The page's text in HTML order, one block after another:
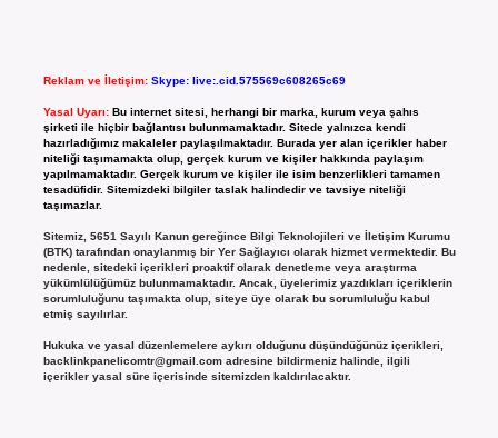
Reklam ve İletişim: Skype: live:.cid.575569c608265c69
Yasal Uyarı: Bu internet sitesi, herhangi bir marka, kurum veya şahıs
şirketi ile hiçbir bağlantısı bulunmamaktadır. Sitede yalnızca kendi
hazırladığımız makaleler paylaşılmaktadır. Burada yer alan içerikler haber
niteliği taşımamakta olup, gerçek kurum ve kişiler hakkında paylaşım
yapılmamaktadır. Gerçek kurum ve kişiler ile isim benzerlikleri tamamen
tesadüfidir. Sitemizdeki bilgiler taslak halindedir ve tavsiye niteliği
taşımazlar.
Sitemiz, 5651 Sayılı Kanun gereğince Bilgi Teknolojileri ve İletişim Kurumu
(BTK) tarafından onaylanmış bir Yer Sağlayıcı olarak hizmet vermektedir. Bu
nedenle, sitedeki içerikleri proaktif olarak denetleme veya araştırma
yükümlülüğümüz bulunmamaktadır. Ancak, üyelerimiz yazdıkları içeriklerin
sorumluluğunu taşımakta olup, siteye üye olarak bu sorumluluğu kabul
etmiş sayılırlar.
Hukuka ve yasal düzenlemelere aykırı olduğunu düşündüğünüz içerikleri,
backlinkpanelicomtr@gmail.comadresine bildirmeniz halinde, ilgili
içerikler yasal süre içerisinde sitemizden kaldırılacaktır.